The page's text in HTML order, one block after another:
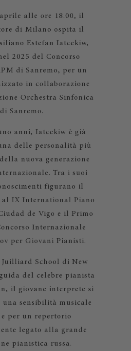
alle ore 18.00, il
di Milano ospita il
Estefan Iatcekiw,
2025 del Concorso
di Sanremo, per un
in collaborazione
Orchestra Sinfonica
di Sanremo.
anni, Iatcekiw è già
delle personalità più
nuova generazione
Tra i suoi
figurano il
al IX International Piano
de Vigo e il Primo
Internazionale
per Giovani Pianisti.
School di New
del celebre pianista
il giovane interprete si
una sensibilità musicale
e per un repertorio
legato alla grande
pianistica russa.